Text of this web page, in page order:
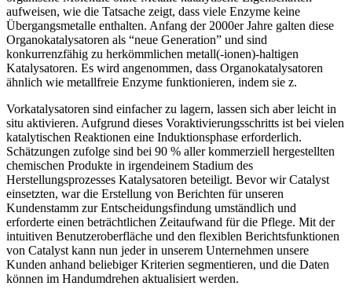
aufweisen, wie die Tatsache zeigt, dass viele Enzyme keine
Übergangsmetalle enthalten. Anfang der 2000er Jahre galten diese
Organokatalysatoren als “neue Generation” und sind
konkurrenzfähig zu herkömmlichen metall(-ionen)-haltigen
Katalysatoren. Es wird angenommen, dass Organokatalysatoren
ähnlich wie metallfreie Enzyme funktionieren, indem sie z.
Vorkatalysatoren sind einfacher zu lagern, lassen sich aber leicht in
situ aktivieren. Aufgrund dieses Voraktivierungsschritts ist bei vielen
katalytischen Reaktionen eine Induktionsphase erforderlich.
Schätzungen zufolge sind bei 90 % aller kommerziell hergestellten
chemischen Produkte in irgendeinem Stadium des
Herstellungsprozesses Katalysatoren beteiligt. Bevor wir Catalyst
einsetzten, war die Erstellung von Berichten für unseren
Kundenstamm zur Entscheidungsfindung umständlich und
erforderte einen beträchtlichen Zeitaufwand für die Pflege. Mit der
intuitiven Benutzeroberfläche und den flexiblen Berichtsfunktionen
von Catalyst kann nun jeder in unserem Unternehmen unsere
Kunden anhand beliebiger Kriterien segmentieren, und die Daten
können im Handumdrehen aktualisiert werden.